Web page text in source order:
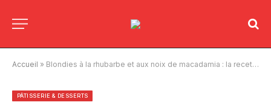
Accueil » Blondies à la rhubarbe et aux noix de macadamia : la recette moelleuse qui change tout
PÂTISSERIE & DESSERTS